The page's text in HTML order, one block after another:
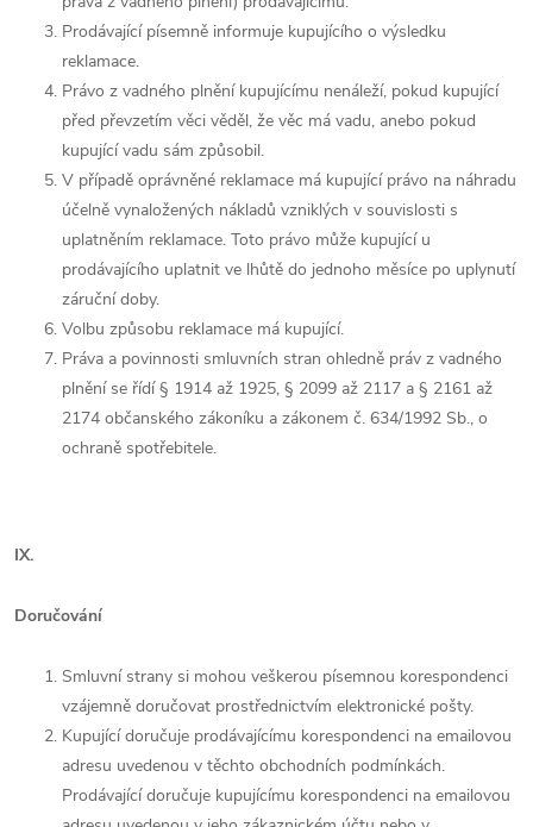
Prodávající písemně informuje kupujícího o výsledku
reklamace.
Právo z vadného plnění kupujícímu nenáleží, pokud kupující
před převzetím věci věděl, že věc má vadu, anebo pokud
kupující vadu sám způsobil.
V případě oprávněné reklamace má kupující právo na náhradu
účelně vynaložených nákladů vzniklých v souvislosti s
uplatněním reklamace. Toto právo může kupující u
prodávajícího uplatnit ve lhůtě do jednoho měsíce po uplynutí
záruční doby.
Volbu způsobu reklamace má kupující.
Práva a povinnosti smluvních stran ohledně práv z vadného
plnění se řídí § 1914 až 1925, § 2099 až 2117 a § 2161 až
2174 občanského zákoníku a zákonem č. 634/1992 Sb., o
ochraně spotřebitele.
IX.
Doručování
Smluvní strany si mohou veškerou písemnou korespondenci
vzájemně doručovat prostřednictvím elektronické pošty.
Kupující doručuje prodávajícímu korespondenci na emailovou
adresu uvedenou v těchto obchodních podmínkách.
Prodávající doručuje kupujícímu korespondenci na emailovou